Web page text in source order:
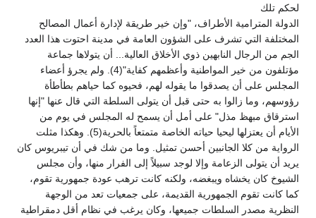
لحكم تلك
الدولة المترامية الأطراف، "وإن خير طريقة لإدارة أعمال المصالح
المختلفة التي تشرف على الشؤون العامة في مدينة احتوت هذا العدد
الجم من الرجال النابهين ذوي الأخلاق العالية... أن يتولاها جماعة
مؤتلفون من خير المواطنية وأعظمهم كفاية"(4). ولم يجرؤ أعضاء
المجلس على أن يصدقوا ما يقوله لهم، فحيوه كما حياهم بطأطأة
رؤوسهم، وما زالوا به حتى قبل أن يتولى السلطة التي قال عنها "إنها
استرقاق مبهظ مذل" على أمل أن يسمح له المجلس في يوم من
الأيام أن يعتزلها ليحيا حياته الخاصة متمتعاً بالحرية(5). وهكذا مثلت
الرواية من كلا الجانبين أحسن تمثيل. وما من شك في أن تيبريوس كان
يريد أن يتولى الزعامة وإلا لوجد سبيلاً إلى الفرار منها، وأن مجلس
الشيوخ كان يخشاه ويبغضه، ولكنه كانت ترهب عودة جمهورية تقوم،
كما كانت تقوم الجمهورية القديمة، على جمعيات تعد من الوجهة
النظرية مصدر السلطات جميعها، وكان يرغب في نظام أقل دمقراطية